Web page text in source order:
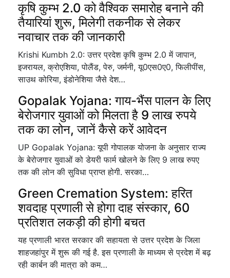
कृषि कुम्भ 2.0 को वैश्विक समारोह बनाने की
तैयारियां शुरू, मिलेगी तकनीक से लेकर
नवाचार तक की जानकारी
Krishi Kumbh 2.0: उत्तर प्रदेश कृषि कुम्भ 2.0 में जापान,
इजरायल, क्रोएशिया, पोलैंड, पेरु, जर्मनी, यू0एस0ए0, फिलीपींस,
साउथ कोरिया, इंडोनेशिया जैसे देश…
Gopalak Yojana: गाय-भैंस पालन के लिए
बेरोजगार युवाओं को मिलता है 9 लाख रुपये
तक का लोन, जानें कैसे करें आवेदन
UP Gopalak Yojana: यूपी गोपालक योजना के अनुसार राज्य
के बेरोजगार युवाओं को डेयरी फार्म खोलने के लिए 9 लाख रुपए
तक की लोन की सुविधा प्राप्त होगी. सरका…
Green Cremation System: हरित
शवदाह प्रणाली से होगा दाह संस्कार, 60
प्रतिशत लकड़ी की होगी बचत
यह प्रणाली भारत सरकार की सहायता से उत्तर प्रदेश के जिला
शाहजहांपुर में शुरू की गई है. इस प्रणाली के माध्यम से प्रदेश में बढ़
रही कार्बन की मात्रा को कम…